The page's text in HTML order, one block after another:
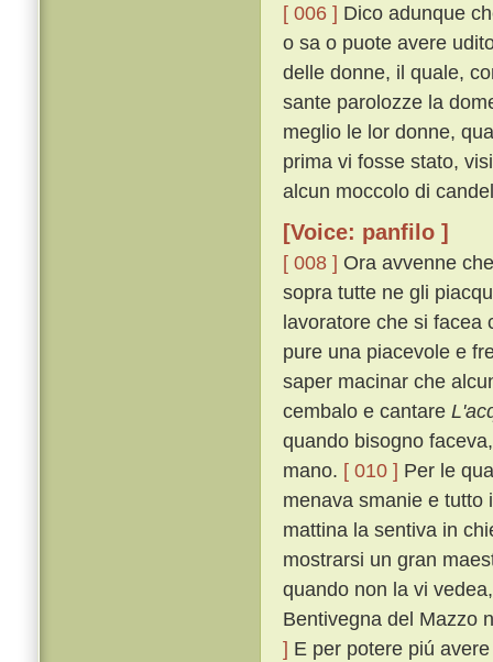
[ 006 ] Dico adunque
o sa o puote avere
delle donne, il quale,
sante parolozze la
meglio le lor donne,
prima vi fosse stato,
alcun moccolo di
[Voice: panfilo ]
[ 008 ] Ora avvenne
sopra tutte ne gli
lavoratore che si
pure una piacevole e
saper macinar che
cembalo e cantare
quando bisogno
mano. [ 010 ] Per le
menava smanie e tutto
mattina la sentiva in
mostrarsi un gran
quando non la vi
Bentivegna del Mazzo
] E per potere piú